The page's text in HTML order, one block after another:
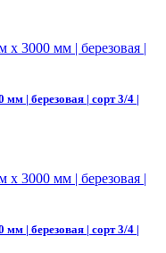
| березовая | сорт 3/4 |
| березовая | сорт 3/4 |